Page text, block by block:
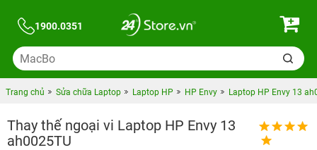
1900.0351
Trang chủ Sửa chữa Laptop Laptop HP HP Envy Laptop HP Envy 13
Thay thế ngoại vi Laptop HP Envy 13
ah0025TU